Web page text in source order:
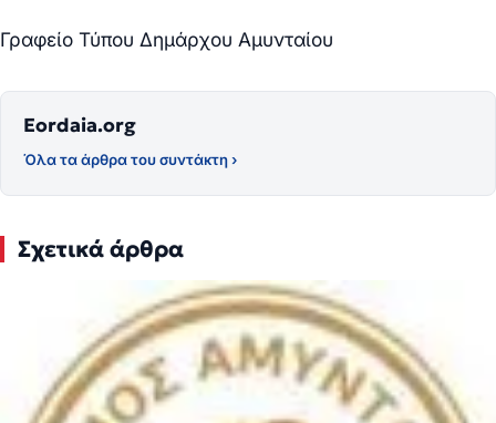
Γραφείο Τύπου Δημάρχου Αμυνταίου
Eordaia.org
Όλα τα άρθρα του συντάκτη ›
Σχετικά άρθρα